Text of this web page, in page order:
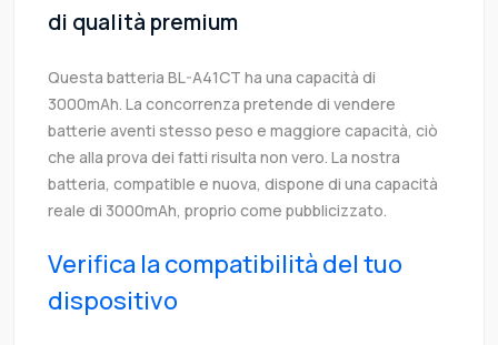
di qualità premium
Questa batteria BL-A41CT ha una capacità di
3000mAh. La concorrenza pretende di vendere
batterie aventi stesso peso e maggiore capacità, ciò
che alla prova dei fatti risulta non vero. La nostra
batteria, compatible e nuova, dispone di una capacità
reale di 3000mAh, proprio come pubblicizzato.
Verifica la compatibilità del tuo
dispositivo